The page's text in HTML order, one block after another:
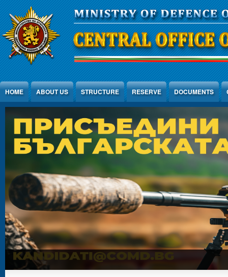
Jump to Content
HOME ABOUT US STRUCTURE RESERVE DOCUMENTS